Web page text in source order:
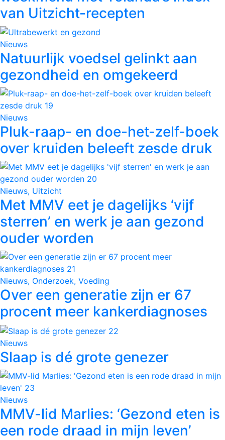
van Uitzicht-recepten
Nieuws
Natuurlijk voedsel gelinkt aan
gezondheid en omgekeerd
Nieuws
Pluk-raap- en doe-het-zelf-boek
over kruiden beleeft zesde druk
Nieuws, Uitzicht
Met MMV eet je dagelijks ‘vijf
sterren’ en werk je aan gezond
ouder worden
Nieuws, Onderzoek, Voeding
Over een generatie zijn er 67
procent meer kankerdiagnoses
Nieuws
Slaap is dé grote genezer
Nieuws
MMV-lid Marlies: ‘Gezond eten is
een rode draad in mijn leven’